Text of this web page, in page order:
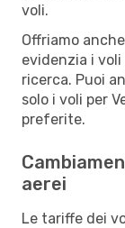
voli.
Offriamo
evidenzia i
ricerca. Puoi
solo i voli per
preferite.
aerei
Le tariffe dei